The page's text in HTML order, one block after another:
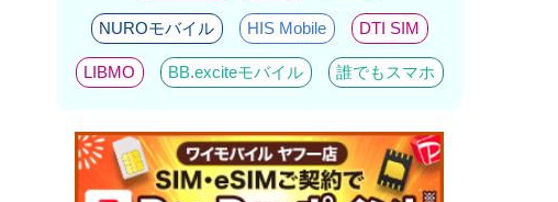
NUROモバイル HIS Mobile DTI SIM
LIBMO BB.exciteモバイル 誰でもスマホ